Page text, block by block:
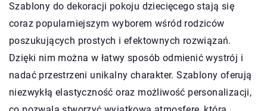
Szablony do dekoracji pokoju dziecięcego stają się
coraz popularniejszym wyborem wśród rodziców
poszukujących prostych i efektownych rozwiązań.
Dzięki nim można w łatwy sposób odmienić wystrój i
nadać przestrzeni unikalny charakter. Szablony oferują
niezwykłą elastyczność oraz możliwość personalizacji,